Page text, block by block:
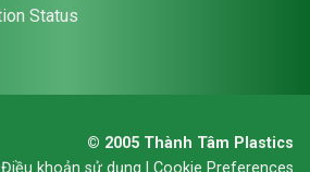
© 2005 Thành Tâm Plastics